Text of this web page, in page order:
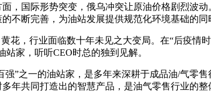
，国际形势突变，俄乌冲突让原油价格剧烈波
断完善，为油站发展提供规范化环境基础的同
花，行业面临数十年未见之大变局。在“后疫情
家，听听CEO时总的独到见解。
”之一的油站家，是多年来深耕于成品油/气零
年共同打造出的智慧产品，是油气零售行业的